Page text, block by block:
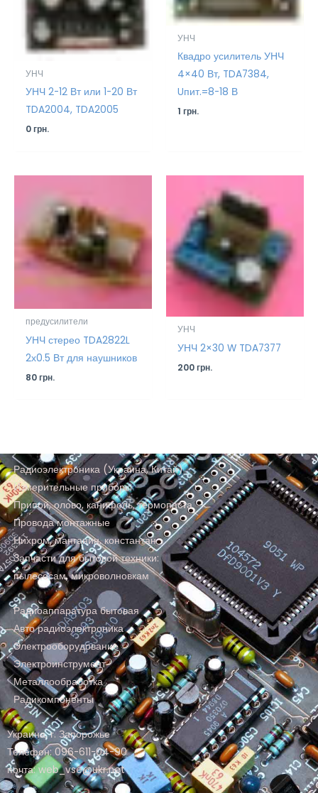
УНЧ
УНЧ 2-12 Вт или 1-20 Вт
TDA2004, TDA2005
0грн.
УНЧ
Квадро усилитель УНЧ
4×40 Вт, TDA7384,
Uпит.=8-18 В
1грн.
предусилители
УНЧ стерео TDA2822L
2х0.5 Вт для наушников
80грн.
УНЧ
УНЧ 2×30 W TDA7377
200грн.
Радиоэлектроника (Украина, Китай)
Измерительные приборы
Припой, олово, канифоль, термопаста
Провода монтажные
Нихром, манганин, константан
Запчасти для бытовой техники:
пылесосам, микроволновкам
Радиоаппаратура бытовая
Авто радиоэлектроника
Электрооборудование
Электроинструмент
Металлообработка
Радикомпоненты
Украина, г. Запорожье
Телефон: 096-611-04-90
почта: web_vse@ukr.net